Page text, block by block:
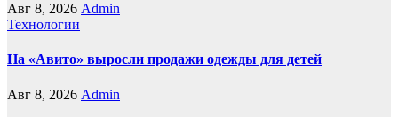
Авг 8, 2026 Admin
Технологии
На «Авито» выросли продажи одежды для детей
Авг 8, 2026 Admin